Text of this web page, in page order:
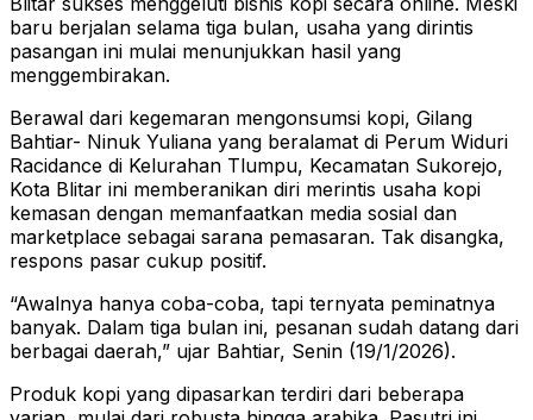
baru berjalan selama tiga bulan, usaha yang dirintis
pasangan ini mulai menunjukkan hasil yang
menggembirakan.
Berawal dari kegemaran mengonsumsi kopi, Gilang
Bahtiar- Ninuk Yuliana yang beralamat di Perum Widuri
Racidance di Kelurahan Tlumpu, Kecamatan Sukorejo,
Kota Blitar ini memberanikan diri merintis usaha kopi
kemasan dengan memanfaatkan media sosial dan
marketplace sebagai sarana pemasaran. Tak disangka,
respons pasar cukup positif.
“Awalnya hanya coba-coba, tapi ternyata peminatnya
banyak. Dalam tiga bulan ini, pesanan sudah datang dari
berbagai daerah,” ujar Bahtiar, Senin (19/1/2026).
Produk kopi yang dipasarkan terdiri dari beberapa